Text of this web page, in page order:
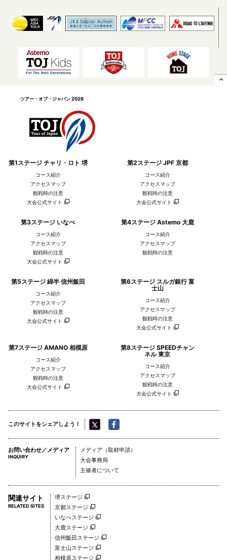
expand_less
ツアー・オブ・ジャパン 2026
第1ステージ チャリ・ロト 堺
コース紹介
アクセスマップ
観戦時の注意
大会公式サイト
第2ステージ JPF 京都
コース紹介
アクセスマップ
観戦時の注意
大会公式サイト
第3ステージ いなべ
コース紹介
アクセスマップ
観戦時の注意
大会公式サイト
第4ステージ Astemo 大鹿
コース紹介
アクセスマップ
観戦時の注意
第5ステージ 綿半 信州飯田
コース紹介
アクセスマップ
観戦時の注意
大会公式サイト
第6ステージ スルガ銀行 富
士山
コース紹介
アクセスマップ
観戦時の注意
大会公式サイト
第7ステージ AMANO 相模原
コース紹介
アクセスマップ
観戦時の注意
大会公式サイト
第8ステージ SPEEDチャン
ネル 東京
コース紹介
アクセスマップ
観戦時の注意
大会公式サイト
このサイトをシェアしよう！
お問い合わせ／メディア
INQUIRY
メディア（取材申請）
大会事務局
主催者について
関連サイト
RELATED SITES
堺ステージ
京都ステージ
いなべステージ
大鹿ステージ
信州飯田ステージ
富士山ステージ
相模原ステージ